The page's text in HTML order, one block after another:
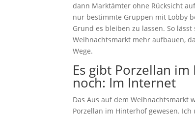
dann Marktämter ohne Rücksicht
nur bestimmte Gruppen mit Lobby
Grund es bleiben zu lassen. So
Weihnachtsmarkt mehr aufbauen,
Wege.
Es gibt Porzellan
noch: Im Internet
Das Aus auf dem Weihnachtsmarkt
Porzellan im Hinterhof gewesen.